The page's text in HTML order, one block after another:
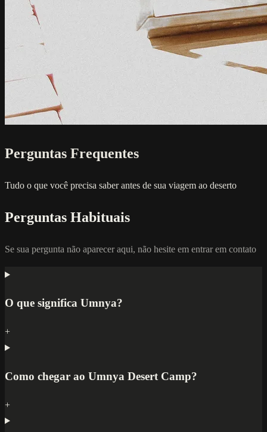
Perguntas Frequentes
Tudo o que você precisa saber antes de sua viagem ao deserto
Perguntas Habituais
Se sua pergunta não aparecer aqui, não hesite em entrar em contato
O que significa Umnya?
+
Como chegar ao Umnya Desert Camp?
+